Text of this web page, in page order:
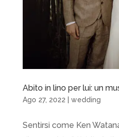
Abito in lino per lui: un
Ago 27, 2022 | wedding
Sentirsi come Ken